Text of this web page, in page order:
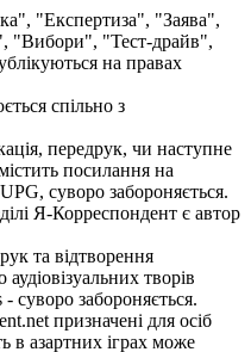
"Експертиза", "Заява",
"Вибори", "Тест-драйв",
на правах
спільно з
передрук, чи наступне
посилання на
суворо забороняється.
Я-Корреспондент є автор
та відтворення
творів
суворо забороняється.
призначені для осіб
в азартних іграх може